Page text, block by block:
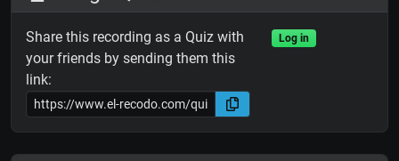
Share this recording as a Quiz with
your friends by sending them this
link:
Log in